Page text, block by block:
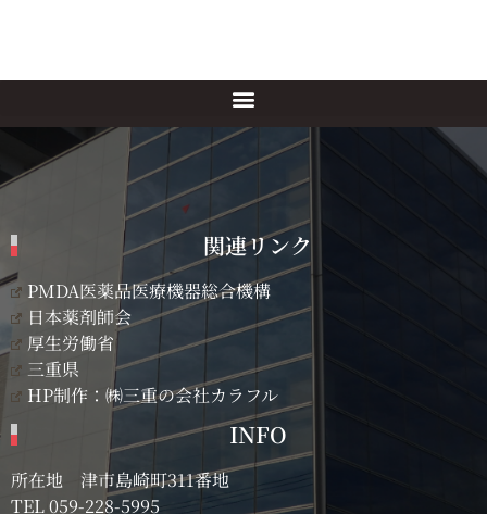
関連リンク
PMDA医薬品医療機器総合機構
日本薬剤師会
厚生労働省
三重県
HP制作：㈱三重の会社カラフル
INFO
所在地 津市島崎町311番地
TEL059-228-5995